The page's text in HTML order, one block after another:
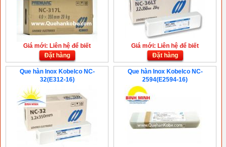
Giá mới: Liên hệ để biết
Đặt hàng
Giá mới: Liên hệ để biết
Đặt hàng
Que hàn Inox Kobelco NC-
32(E312-16)
Que hàn Inox Kobelco NC-
2594(E2594-16)